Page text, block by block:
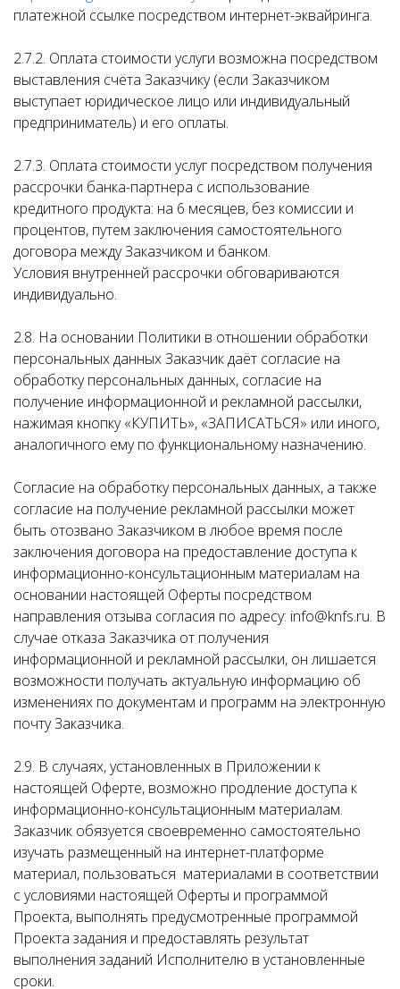
платежной ссылке посредством интернет-эквайринга.
2.7.2. Оплата стоимости услуги возможна посредством
выставления счёта Заказчику (если Заказчиком
выступает юридическое лицо или индивидуальный
предприниматель) и его оплаты.
2.7.3. Оплата стоимости услуг посредством получения
рассрочки банка-партнера с использование
кредитного продукта: на 6 месяцев, без комиссии и
процентов, путем заключения самостоятельного
договора между Заказчиком и банком.
Условия внутренней рассрочки обговариваются
индивидуально.
2.8. На основании Политики в отношении обработки
персональных данных Заказчик даёт согласие на
обработку персональных данных, согласие на
получение информационной и рекламной рассылки,
нажимая кнопку «КУПИТЬ», «ЗАПИСАТЬСЯ» или иного,
аналогичного ему по функциональному назначению.
Согласие на обработку персональных данных, а также
согласие на получение рекламной рассылки может
быть отозвано Заказчиком в любое время после
заключения договора на предоставление доступа к
информационно-консультационным материалам на
основании настоящей Оферты посредством
направления отзыва согласия по адресу: info@knfs.ru. В
случае отказа Заказчика от получения
информационной и рекламной рассылки, он лишается
возможности получать актуальную информацию об
изменениях по документам и программ на электронную
почту Заказчика.
2.9. В случаях, установленных в Приложении к
настоящей Оферте, возможно продление доступа к
информационно-консультационным материалам.
Заказчик обязуется своевременно самостоятельно
изучать размещенный на интернет-платформе
материал, пользоваться материалами в соответствии
с условиями настоящей Оферты и программой
Проекта, выполнять предусмотренные программой
Проекта задания и предоставлять результат
выполнения заданий Исполнителю в установленные
сроки.